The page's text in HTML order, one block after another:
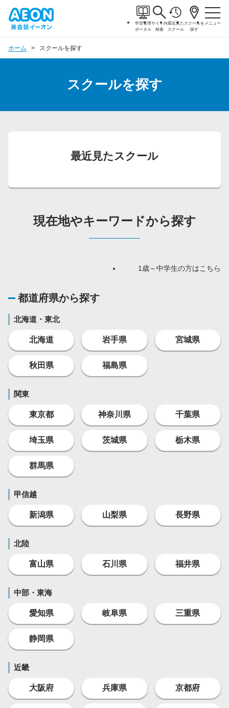
学習管理
ポータル
サイト内
検索
最近見た
スクール
スクールを
探す
メニュー
ホーム スクールを探す
スクールを探す
最近見たスクール
現在地やキーワードから探す
1歳～中学生の方はこちら
都道府県から探す
北海道・東北
北海道 岩手県 宮城県
秋田県 福島県
関東
東京都 神奈川県 千葉県
埼玉県 茨城県 栃木県
群馬県
甲信越
新潟県 山梨県 長野県
北陸
富山県 石川県 福井県
中部・東海
愛知県 岐阜県 三重県
静岡県
近畿
大阪府 兵庫県 京都府